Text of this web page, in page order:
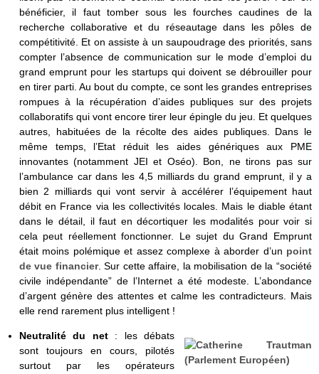
bénéficier, il faut tomber sous les fourches caudines de la
recherche collaborative et du réseautage dans les pôles de
compétitivité. Et on assiste à un saupoudrage des priorités, sans
compter l’absence de communication sur le mode d’emploi du
grand emprunt pour les startups qui doivent se débrouiller pour
en tirer parti. Au bout du compte, ce sont les grandes entreprises
rompues à la récupération d’aides publiques sur des projets
collaboratifs qui vont encore tirer leur épingle du jeu. Et quelques
autres, habituées de la récolte des aides publiques. Dans le
même temps, l’Etat réduit les aides génériques aux PME
innovantes (notamment JEI et Oséo). Bon, ne tirons pas sur
l’ambulance car dans les 4,5 milliards du grand emprunt, il y a
bien 2 milliards qui vont servir à accélérer l’équipement haut
débit en France via les collectivités locales. Mais le diable étant
dans le détail, il faut en décortiquer les modalités pour voir si
cela peut réellement fonctionner. Le sujet du Grand Emprunt
était moins polémique et assez complexe à aborder d’un point
de vue financier. Sur cette affaire, la mobilisation de la “société
civile indépendante” de l’Internet a été modeste. L’abondance
d’argent génère des attentes et calme les contradicteurs. Mais
elle rend rarement plus intelligent !
Neutralité du net : les débats
sont toujours en cours, pilotés
surtout par les opérateurs